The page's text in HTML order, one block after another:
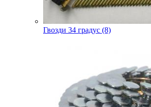
Гвозди 34 градус (8)